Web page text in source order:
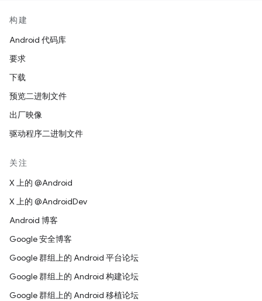
构建
Android 代码库
要求
下载
预览二进制文件
出厂映像
驱动程序二进制文件
关注
X 上的 @Android
X 上的 @AndroidDev
Android 博客
Google 安全博客
Google 群组上的 Android 平台论坛
Google 群组上的 Android 构建论坛
Google 群组上的 Android 移植论坛